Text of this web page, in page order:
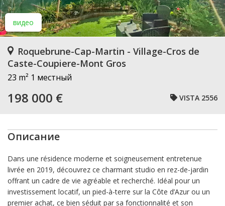
видео
Roquebrune-Cap-Martin - Village-Cros de
Caste-Coupiere-Mont Gros
23 m² 1 местный
198 000 € VISTA 2556
Описание
Dans une résidence moderne et soigneusement entretenue
livrée en 2019, découvrez ce charmant studio en rez-de-jardin
offrant un cadre de vie agréable et recherché. Idéal pour un
investissement locatif, un pied-à-terre sur la Côte d’Azur ou un
premier achat, ce bien séduit par sa fonctionnalité et son